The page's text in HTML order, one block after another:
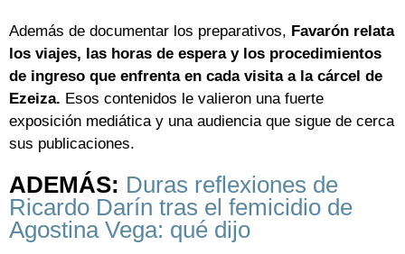
Además de documentar los preparativos, Favarón relata
los viajes, las horas de espera y los procedimientos
de ingreso que enfrenta en cada visita a la cárcel de
Ezeiza. Esos contenidos le valieron una fuerte
exposición mediática y una audiencia que sigue de cerca
sus publicaciones.
ADEMÁS: Duras reflexiones de
Ricardo Darín tras el femicidio de
Agostina Vega: qué dijo